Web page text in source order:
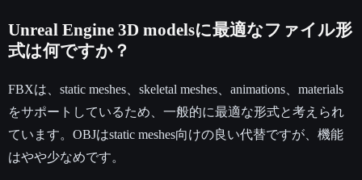
Unreal Engine 3D modelsに最適なファイル形
式は何ですか？
FBXは、static meshes、skeletal meshes、animations、materials
をサポートしているため、一般的に最適な形式と考えられ
ています。OBJはstatic meshes向けの良い代替ですが、機能
はやや少なめです。